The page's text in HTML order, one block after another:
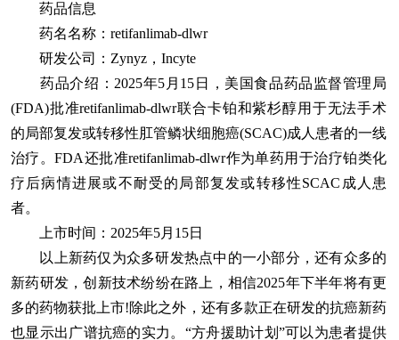
药品信息
药名名称：retifanlimab-dlwr
研发公司：Zynyz，Incyte
药品介绍：2025年5月15日，美国食品药品监督管理局
(FDA)批准retifanlimab-dlwr联合卡铂和紫杉醇用于无法手术
的局部复发或转移性肛管鳞状细胞癌(SCAC)成人患者的一线
治疗。FDA还批准retifanlimab-dlwr作为单药用于治疗铂类化
疗后病情进展或不耐受的局部复发或转移性SCAC成人患
者。
上市时间：2025年5月15日
以上新药仅为众多研发热点中的一小部分，还有众多的
新药研发，创新技术纷纷在路上，相信2025年下半年将有更
多的药物获批上市!除此之外，还有多款正在研发的抗癌新药
也显示出广谱抗癌的实力。“方舟援助计划”可以为患者提供